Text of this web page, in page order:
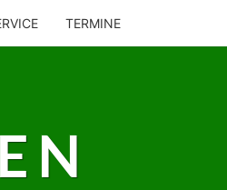
TERMINE